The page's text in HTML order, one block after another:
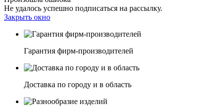
Не удалось успешно подписаться на рассылку.
Закрыть окно
Гарантия фирм-производителей
Доставка по городу и в область